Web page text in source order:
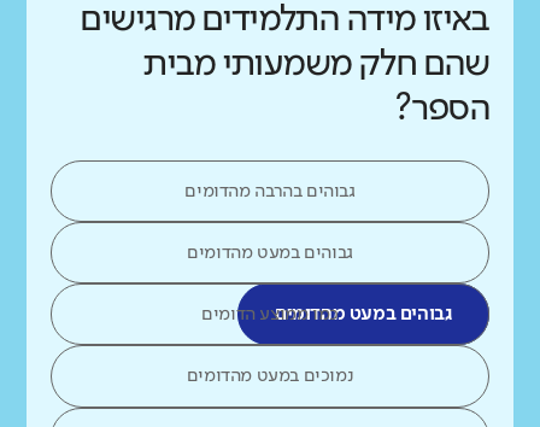
באיזו מידה התלמידים מרגישים
שהם חלק משמעותי מבית
הספר?
גבוהים בהרבה מהדומים
גבוהים במעט מהדומים
גבוהים במעט מהדומיםכמו ממוצע הדומים
נמוכים במעט מהדומים